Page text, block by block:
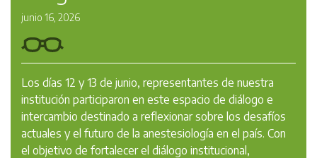
junio 16, 2026
Los días 12 y 13 de junio, representantes de nuestra
institución participaron en este espacio de diálogo e
intercambio destinado a reflexionar sobre los desafíos
actuales y el futuro de la anestesiología en el país. Con
el objetivo de fortalecer el diálogo institucional,